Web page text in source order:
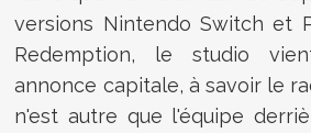
versions Nintendo Switch et
Redemption, le studio
annonce capitale, à savoir le
n'est autre que l'équipe